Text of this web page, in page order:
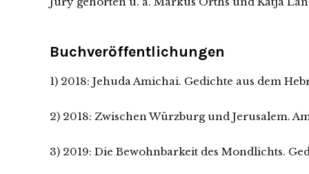
Buchveröffentlichungen
1) 2018: Jehuda Amichai. Gedichte aus dem
2) 2018: Zwischen Würzburg und Jerusalem.
3) 2019: Die Bewohnbarkeit des Mondlichts.